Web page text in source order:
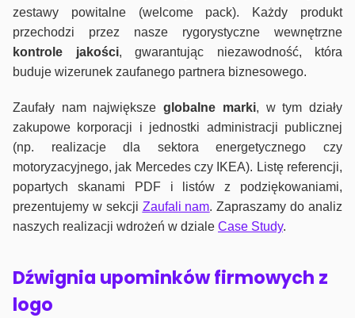
zestawy powitalne (welcome pack). Każdy produkt
przechodzi przez nasze rygorystyczne wewnętrzne
kontrole jakości, gwarantując niezawodność, która
buduje wizerunek zaufanego partnera biznesowego.
Zaufały nam największeglobalne marki, w tym działy
zakupowe korporacji i jednostki administracji publicznej
(np. realizacje dla sektora energetycznego czy
motoryzacyjnego, jak Mercedes czy IKEA). Listę referencji,
popartych skanami PDF i listów z podziękowaniami,
prezentujemy w sekcji Zaufali nam. Zapraszamy do analiz
naszych realizacji wdrożeń w dziale Case Study.
Dźwignia upominków firmowych z
logo